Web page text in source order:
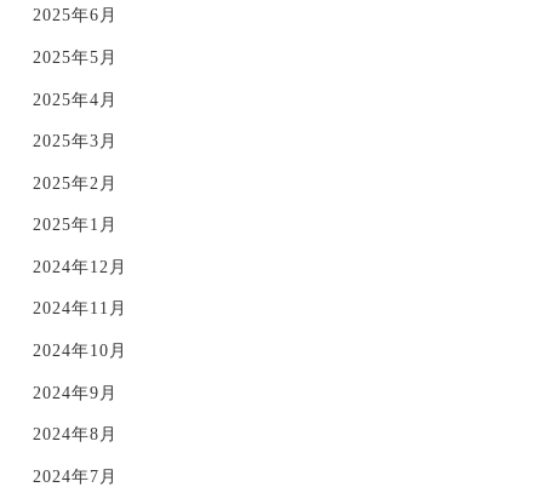
2025年6月
2025年5月
2025年4月
2025年3月
2025年2月
2025年1月
2024年12月
2024年11月
2024年10月
2024年9月
2024年8月
2024年7月